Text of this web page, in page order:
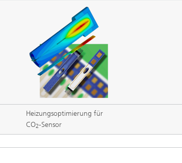
Heizungsoptimierung für
CO2-Sensor